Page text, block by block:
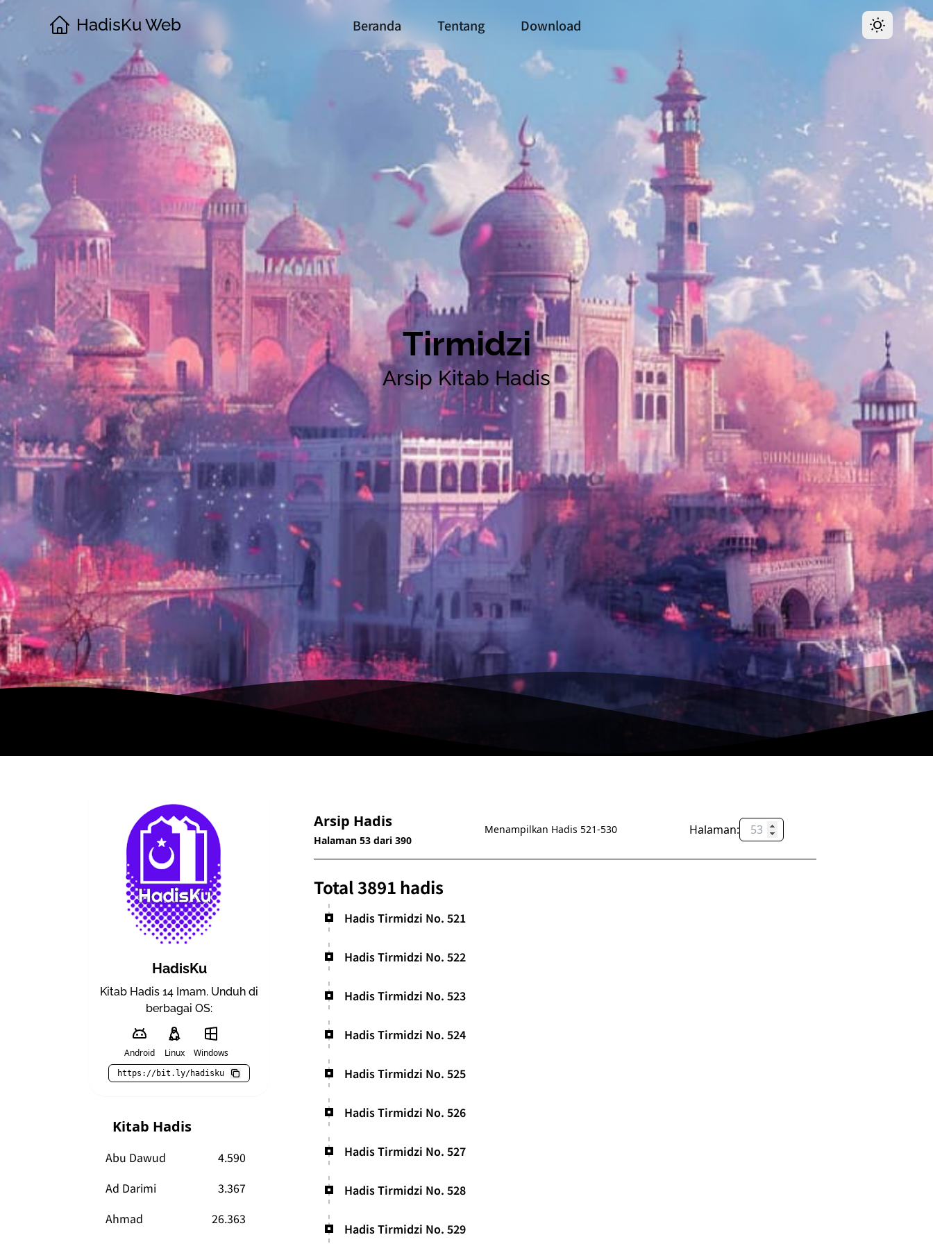
HadisKu Web Beranda Tentang Download
Tentang
·
Download
Tirmidzi
Arsip Kitab Hadis
HadisKu
Kitab Hadis 14 Imam. Unduh di
berbagai OS:
Android Linux Windows
https://bit.ly/hadisku
Kitab Hadis
Abu Dawud
4.590
Ad Darimi
3.367
Ahmad
26.363
Arsip Hadis
Halaman 53 dari 390
Menampilkan Hadis 521-530 Halaman:
Total 3891 hadis
Hadis Tirmidzi No. 521
Hadis Tirmidzi No. 522
Hadis Tirmidzi No. 523
Hadis Tirmidzi No. 524
Hadis Tirmidzi No. 525
Hadis Tirmidzi No. 526
Hadis Tirmidzi No. 527
Hadis Tirmidzi No. 528
Hadis Tirmidzi No. 529